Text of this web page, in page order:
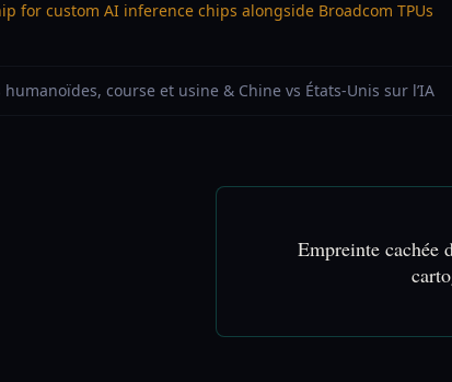
for custom AI inference chips alongside Broadcom TPUs
course et usine & Chine vs États-Unis sur l’IA
Empreinte cachée